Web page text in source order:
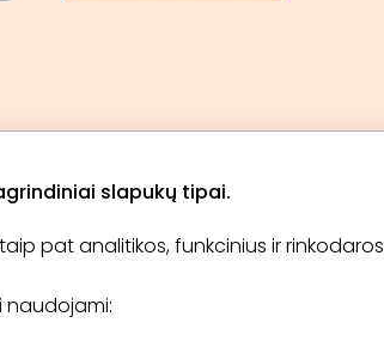
slapukų tipai.
pat analitikos, funkcinius ir rinkodaros
naudojami:
TINKLARAŠTIS